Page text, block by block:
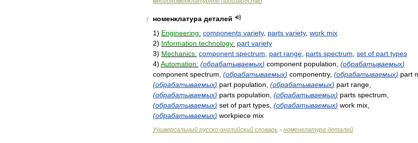
7 номенклатура деталей
1) Engineering: components variety, parts variety, work mix
2) Information technology: part variety
3) Mechanics: component spectrum part range parts spectrum set of part types
4) Automation: (обрабатываемых) component population (обрабатываемых)
component spectrum (обрабатываемых) componentry, (обрабатываемых) part
(обрабатываемых) part population (обрабатываемых) part range
(обрабатываемых) parts population (обрабатываемых) parts spectrum
(обрабатываемых) set of part types (обрабатываемых) work mix
(обрабатываемых) workpiece mix
Универсальный русско-английский словарь > номенклатура деталей